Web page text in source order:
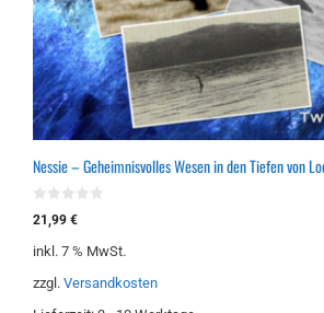
Nessie – Geheimnisvolles Wesen in den Tiefen von
0
v
n
21,99 €
inkl. 7 % MwSt.
zzgl. Versandkosten